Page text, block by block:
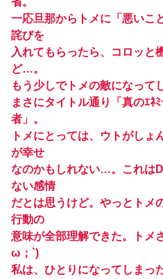
一応旦那からトメに「悪いこ
詫びを
入れてもらったら、コロッと
ど…。
もう少しでトメの敵になって
まさにタイトル通り「真のｴﾈ
者」。
トメにとっては、ウトがし
が幸せ
なのかもしれない…。これは
ない感情
だとは思うけど。やっとトメ
行動の
意味が全部理解できた。トメ
ω；`)
私は、ひとりになってしまっ